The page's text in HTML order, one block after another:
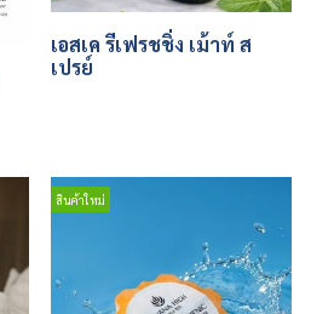
เอสเค รีเฟรชชิ่ง เม้าท์ ส
เปรย์
สินค้าใหม่